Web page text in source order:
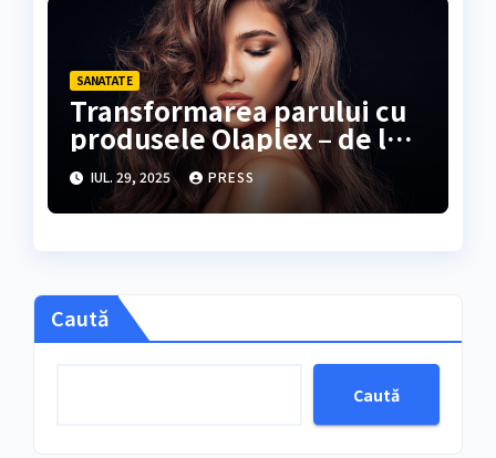
SANATATE
Transformarea parului cu
produsele Olaplex – de la
fir fragil la par sanatos
IUL. 29, 2025 PRESS
Caută
Caută